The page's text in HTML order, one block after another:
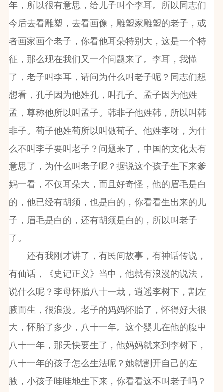
年，所以很有意思，给儿子叫个李耳。所以同志们
今后去看雕塑，去看画像，雕塑家雕塑的老子，或
者画家画个老子，你看他耳朵特别大，这是一个特
征，那么现在我们又一个问题来了。李耳，我懂
了，老子叫李耳，请问为什么叫老子呢？同志们想
想看，孔子因为他姓孔，叫孔子。孟子因为他姓
孟，尊称他所以叫孟子。韩非子他姓韩，所以叫韩
非子。荀子他姓荀所以叫做荀子。他姓李呀，为什
么不叫李子要叫老子？问题来了，中国的文化太有
意思了，为什么叫老子呢？据说这个孩子生下来爹
妈一看，不仅耳朵大，而且好奇怪，他的眉毛是白
的，他已经有胡须，也是白的，你看看生出来的儿
子，眉毛是白的，还有胡须是白的，所以叫老子
了。
还有我刚才讲了，有民间故事，有神话传说，
有仙话，《史记正义》当中，他就有浪漫的说法，
说什么呢？李母怀胎八十一栽，逍遥李树下，割左
腋而生，很浪漫。老子的妈妈怀胎了，怀得好大很
大，怀胎了多少，八十一年。这个婴儿在他的腹中
八十一年，那天快要生了，他妈妈就来到李树下，
八十一年的孩子怎么生法呢？她就割开自己的左
腋，小孩子哇哇地生下来，你看看这不叫老子吗？